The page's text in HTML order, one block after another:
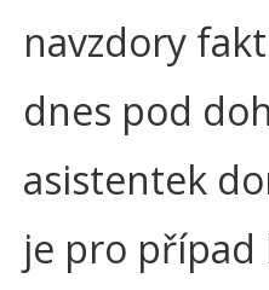
navzdory
dnes pod
asistentek
je pro případ